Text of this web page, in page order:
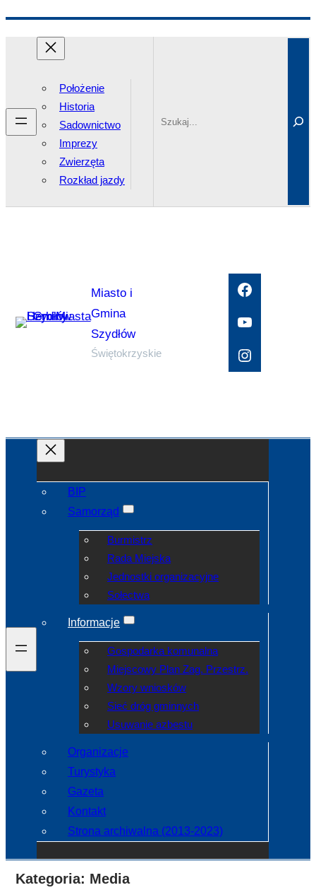
Położenie
Historia
Sadownictwo
Imprezy
Zwierzęta
Rozkład jazdy
Miasto i
Gmina
Szydłów
Świętokrzyskie
Facebook
YouTube
Instagram
BIP
Samorząd
Burmistrz
Rada Miejska
Jednostki organizacyjne
Sołectwa
Informacje
Gospodarka komunalna
Miejscowy Plan Zag. Przestrz.
Wzory wniosków
Sieć dróg gminnych
Usuwanie azbestu
Organizacje
Turystyka
Gazeta
Kontakt
Strona archiwalna (2013-2023)
Kategoria: Media